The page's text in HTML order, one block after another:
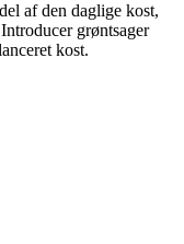
af den daglige kost,
grøntsager
kost.